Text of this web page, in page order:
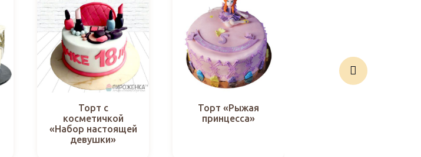
Торт с
косметичкой
«Набор настоящей
девушки»
Торт «Рыжая
принцесса»